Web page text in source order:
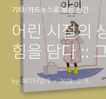
기타/카드뉴스로 보는 신간
어린 시절의
힘을 담다 ::
은 아이』
by 에디터날개 2021. 2. 9.